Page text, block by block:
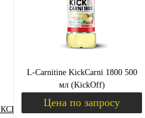
ТЕСТОСТЕРОНА)
L-Carnitine KickCarni 1800 500
мл (KickOff)
Цена по запросу